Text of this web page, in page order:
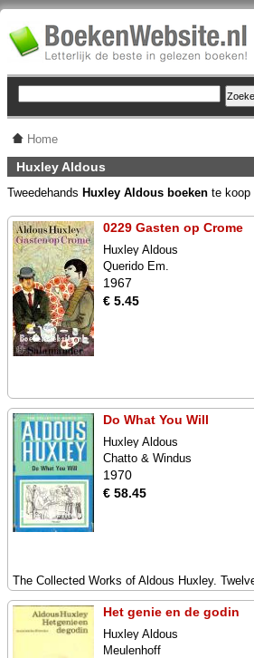
Home
Huxley Aldous
Tweedehands Huxley Aldous boeken te koop
0229 Gasten op Crome
Huxley Aldous
Querido Em.
1967
€ 5.45
Do What You Will
Huxley Aldous
Chatto & Windus
1970
€ 58.45
The Collected Works of Aldous Huxley.
Het genie en de godin
Huxley Aldous
Meulenhoff